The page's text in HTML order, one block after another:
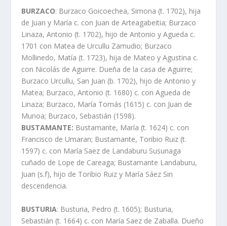
BURZACO: Burzaco Goicoechea, Simona (t. 1702), hija
de Juan y Marí­a c. con Juan de Arteagabeitia; Burzaco
Linaza, Antonio (t. 1702), hijo de Antonio y Agueda c.
1701 con Matea de Urcullu Zamudio; Burzaco
Mollinedo, Matí­a (t. 1723), hija de Mateo y Agustina c.
con Nicolás de Aguirre. Dueña de la casa de Aguirre;
Burzaco Urcullu, San Juan (b. 1702), hijo de Antonio y
Matea; Burzaco, Antonio (t. 1680) c. con Agueda de
Linaza; Burzaco, Marí­a Tomás (1615) c. con Juan de
Munoa; Burzaco, Sebastián (1598).
BUSTAMANTE: Bustamante, Marí­a (t. 1624) c. con
Francisco de Umaran; Bustamante, Toribio Ruiz (t.
1597) c. con Marí­a Saez de Landaburu Susunaga
cuñado de Lope de Careaga; Bustamante Landaburu,
Juan (s.f), hijo de Toribio Ruiz y Marí­a Sáez Sin
descendencia.
BUSTURIA: Busturia, Pedro (t. 1605); Busturia,
Sebastián (t. 1664) c. con Marí­a Saez de Zaballa. Dueño